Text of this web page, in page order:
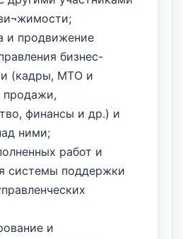
и продвижение
бизнес-
(кадры, МТО и
продажи,
финансы и др.) и
ними;
работ и
системы поддержки
и